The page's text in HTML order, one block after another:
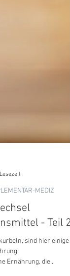
MEDIZ
- Teil 2
sind hier einige